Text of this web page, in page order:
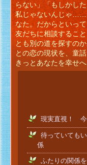
らない」「もしかし
私じゃないんじゃ……
なた。だからといっ
友だちに相談するこ
とも別の道を探すの
との恋の現状を、童
きっとあなたを幸せ
現実直視！ 今
待っていても
係
ふたりの関係